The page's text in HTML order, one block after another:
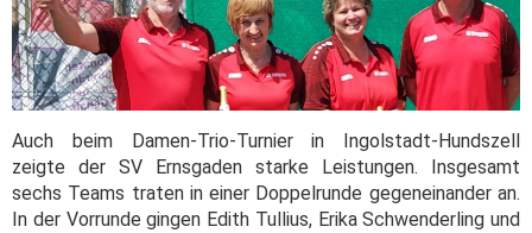
Auch beim Damen-Trio-Turnier in Ingolstadt-Hundszell
zeigte der SV Ernsgaden starke Leistungen. Insgesamt
sechs Teams traten in einer Doppelrunde gegeneinander an.
In der Vorrunde gingen Edith Tullius, Erika Schwenderling und